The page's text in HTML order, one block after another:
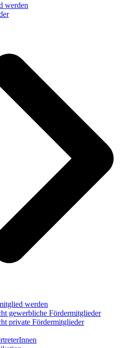
werden
werden
gewerbliche Fördermitglieder
private Fördermitglieder